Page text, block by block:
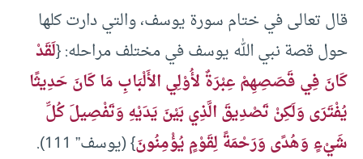
قال تعالى في ختام سورة يوسف، والتي دارت كلها
حول قصة نبي الله يوسف في مختلف مراحله: {لَقَدْ
كَانَ فِي قَصَصِهِمْ عِبْرَةٌ لأُوْلِي الأَلْبَابِ مَا كَانَ حَدِيثًا
يُفْتَرَى وَلَكِنْ تَصْدِيقَ الَّذِي بَيْنَ يَدَيْهِ وَتَفْصِيلَ كُلِّ
شَيْءٍ وَهُدًى وَرَحْمَةً لِقَوْمٍ يُؤْمِنُونَ} (يوسف” 111).